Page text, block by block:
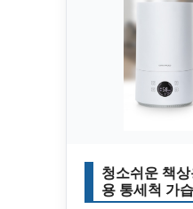
청소쉬운 책
용 통세척 가